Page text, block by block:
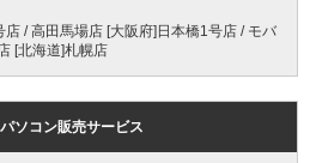
/ 高田馬場店 [大阪府]日本橋1号店 / モバ
[北海道]札幌店
ソコン販売サービス